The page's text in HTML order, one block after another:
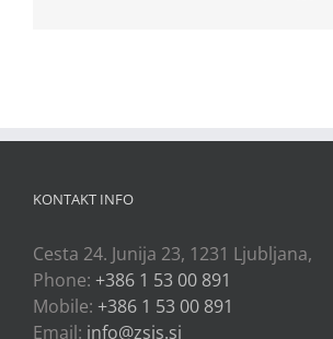
KONTAKT INFO
Cesta 24. Junija 23, 1231 Ljubljana,
Phone: +386 1 53 00 891
Mobile: +386 1 53 00 891
Email: info@zsis.si